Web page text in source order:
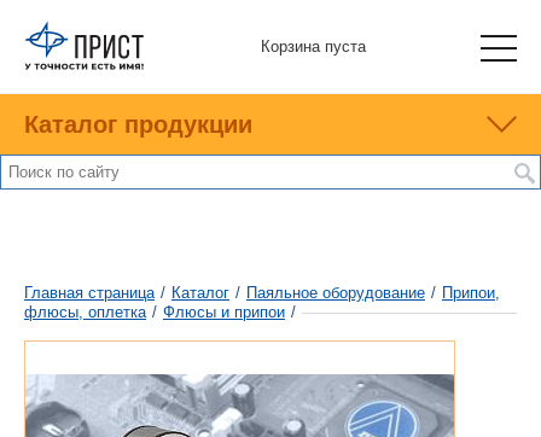
Корзина пуста
Каталог продукции
Главная страница / Каталог / Паяльное оборудование / Припои,
флюсы, оплетка / Флюсы и припои /